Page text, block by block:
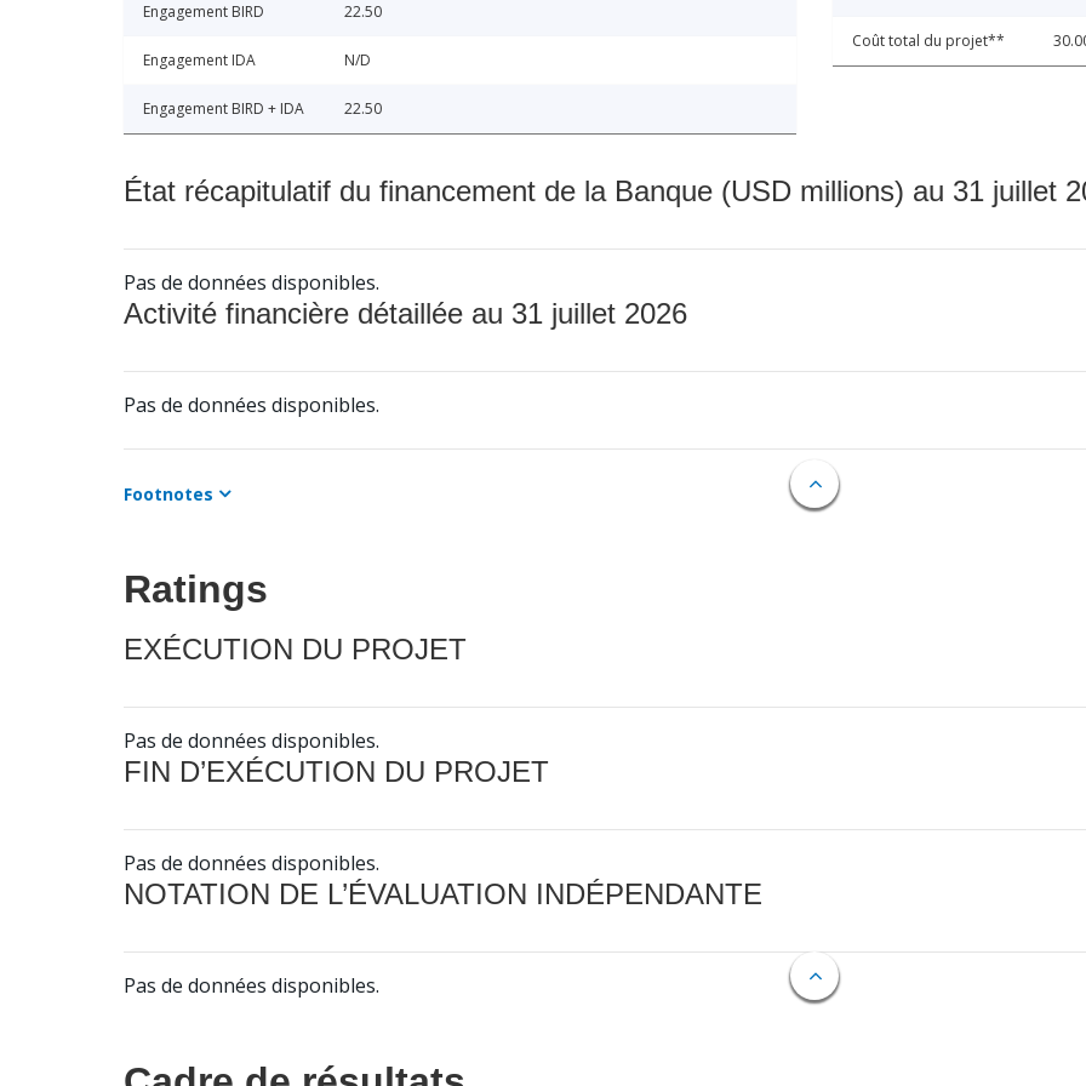
Engagement BIRD 22.50
Engagement IDA N/D
Engagement BIRD + IDA 22.50
Coût total du projet**
État récapitulatif du financement de la Banque (USD millions) au 31 juillet
Pas de données disponibles.
Activité financière détaillée au 31 juillet 2026
Pas de données disponibles.
Footnotes
Ratings
EXÉCUTION DU PROJET
Pas de données disponibles.
FIN D’EXÉCUTION DU PROJET
Pas de données disponibles.
NOTATION DE L’ÉVALUATION INDÉPENDANTE
Pas de données disponibles.